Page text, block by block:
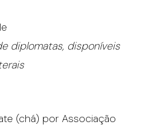
diplomatas, disponíveis
(chá) por Associação